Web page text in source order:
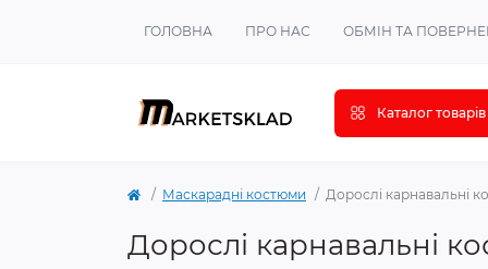
ГОЛОВНА ПРО НАС ОБМІН ТА
Каталог товарів
Маскарадні костюми Дорослі карнавальні
Дорослі карнавальні